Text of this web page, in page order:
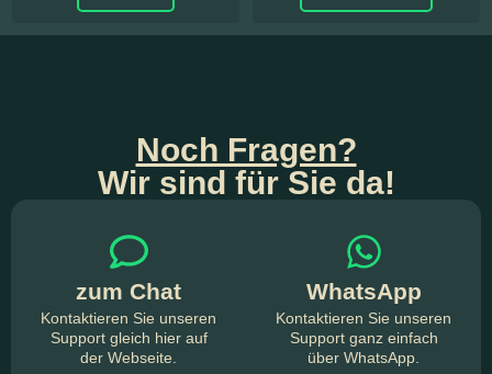
Noch Fragen?
Wir sind für Sie da!
zum Chat
Kontaktieren Sie unseren
Support gleich hier auf
der Webseite.
WhatsApp
Kontaktieren Sie unseren
Support ganz einfach
über WhatsApp.